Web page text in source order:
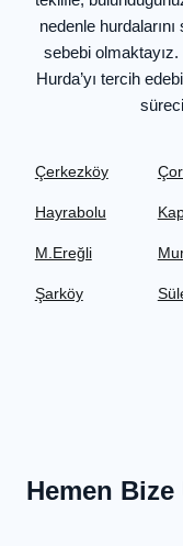
nedenle
sebebi olmaktayız.
Hurda’yı tercih
Çerkezköy
Hayrabolu
M.Ereğli
Şarköy
Hemen Bize